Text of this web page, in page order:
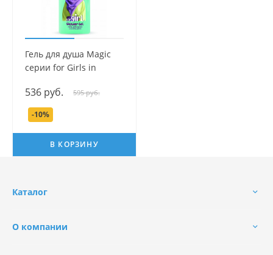
Гель для душа Magic
серии for Girls in
536 руб. 595 руб.
-10%
В КОРЗИНУ
Каталог
О компании